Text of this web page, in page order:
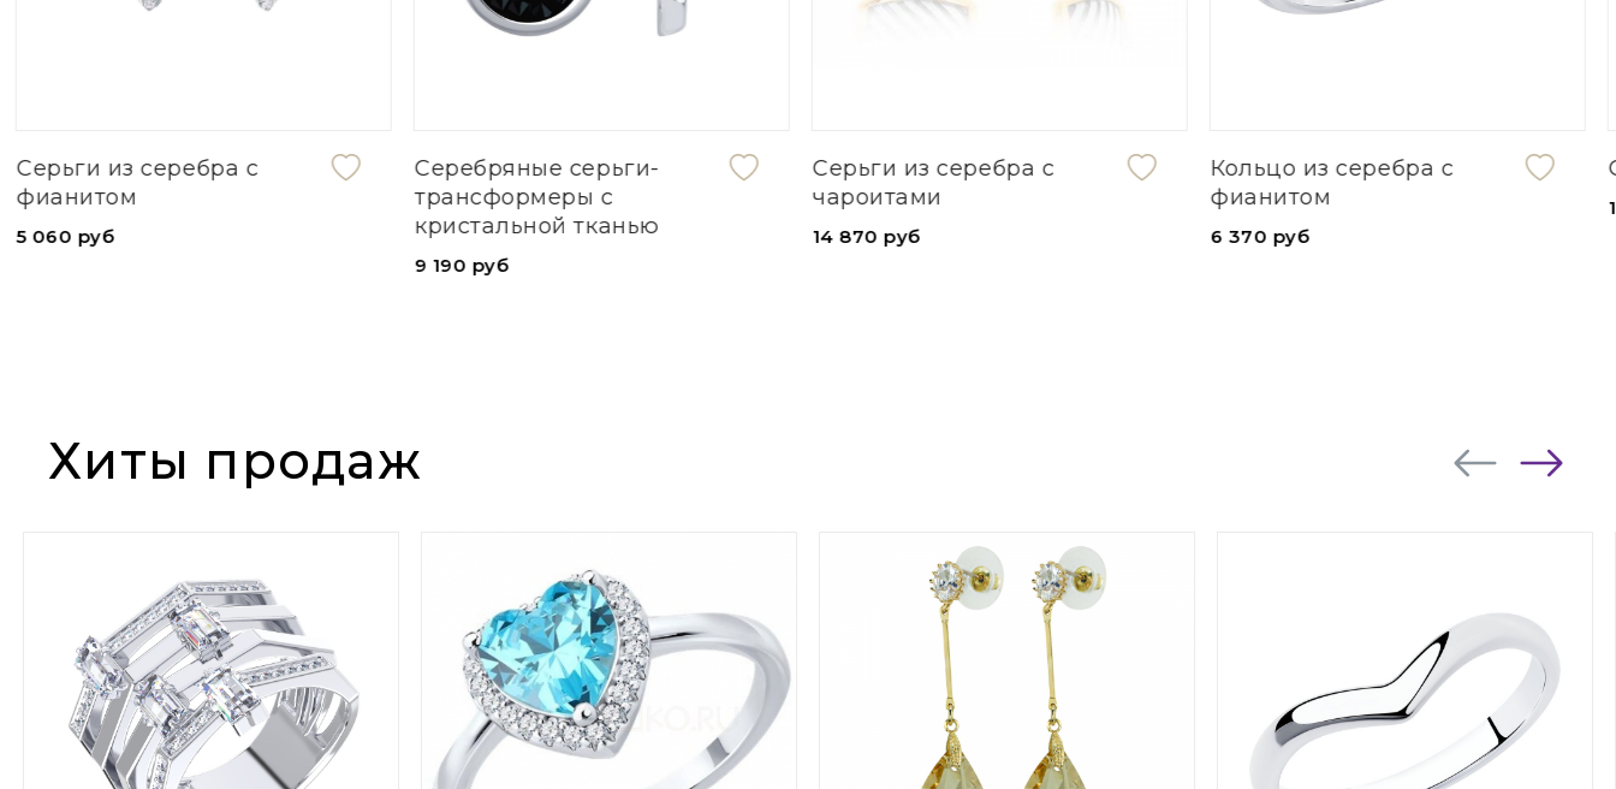
Серебряные серьги-
трансформеры с
кристальной тканью
Серьги из серебра с
чароитами
14 870 руб
Кольцо из серебра с
фианитом
6 370 руб
Серебряное кольцо
1 490 руб
Хиты продаж